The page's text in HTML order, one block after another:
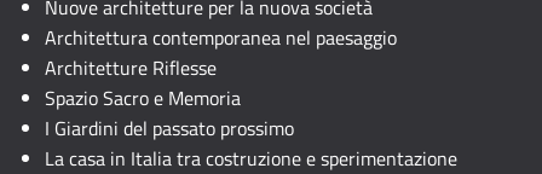
Nuove architetture per la nuova società
Architettura contemporanea nel paesaggio
Architetture Riflesse
Spazio Sacro e Memoria
I Giardini del passato prossimo
La casa in Italia tra costruzione e sperimentazione